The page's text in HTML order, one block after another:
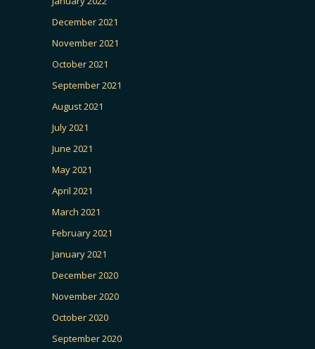
December 2021
November 2021
October 2021
September 2021
August 2021
July 2021
June 2021
May 2021
April 2021
March 2021
February 2021
January 2021
December 2020
November 2020
October 2020
September 2020